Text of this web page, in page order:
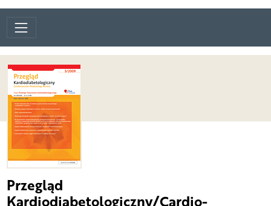
Przegląd
Kardiodiabetologiczny/Cardio-